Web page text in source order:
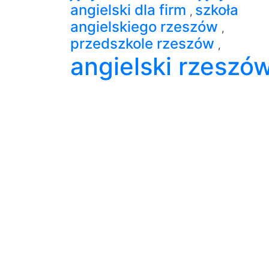
angielski dla firm , szkoła
angielskiego rzeszów ,
przedszkole rzeszów ,
angielski